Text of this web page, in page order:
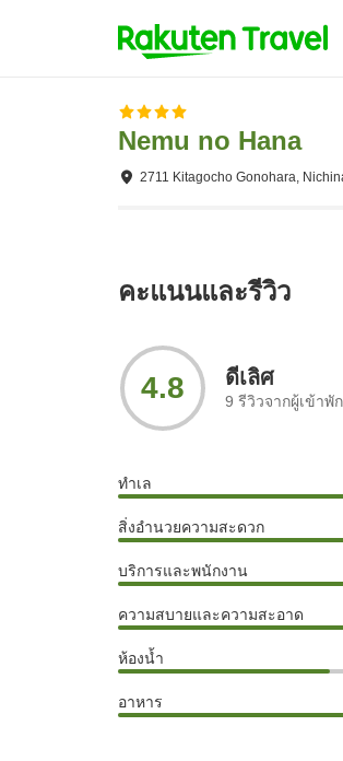
Nemu no Hana
2711 Kitagocho Gonohara,
คะแนนและรีวิว
4.8 ดีเลิศ
9 รีวิวจากผู้เข้าพั
ทำเล
สิ่งอำนวยความสะดวก
บริการและพนักงาน
ความสบายและความสะอาด
ห้องน้ำ
อาหาร